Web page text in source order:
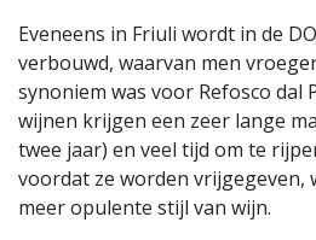
Eveneens in Friuli wordt in de
verbouwd, waarvan men
synoniem was voor Refosco dal
wijnen krijgen een zeer lange
twee jaar) en veel tijd om te
voordat ze worden vrijgegeven,
meer opulente stijl van wijn.